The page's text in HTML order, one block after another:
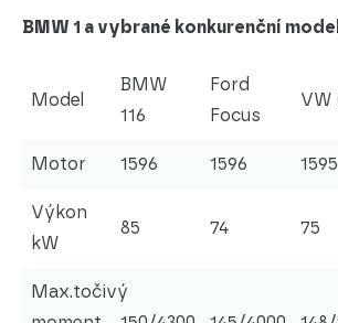
BMW 1 a vybrané konkurenční
Model
BMW
116
Ford
Focus
VW
Motor 1596 1596 1595
Výkon
kW
85 74 75
Max.točivý